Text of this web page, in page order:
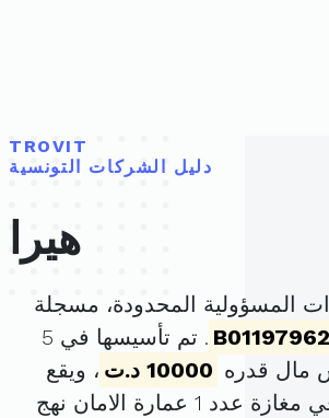
TROVIT
دليل الشركات التونسية
هيرا
المسؤولية المحدودة، مسجلة
. تم تأسيسها في 5
10000 د.ت
، ويقع
مقرها الرئيسي في مغازة عدد 1 عمارة الامان نهج